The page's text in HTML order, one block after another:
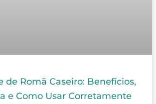
de Romã Caseiro: Benefícios,
e Como Usar Corretamente